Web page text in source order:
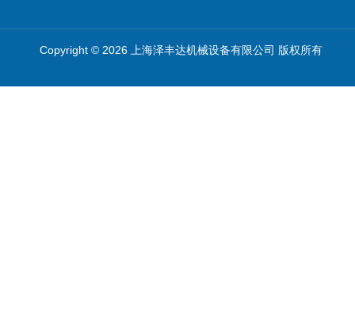
Copyright © 2026 上海泽丰达机械设备有限公司 版权所有